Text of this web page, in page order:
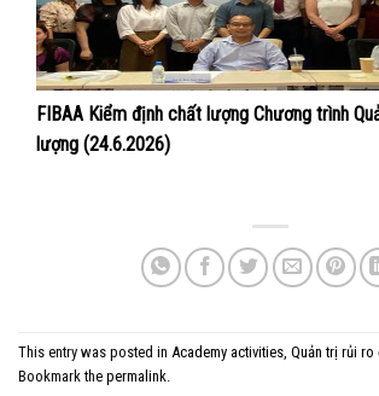
FIBAA Kiểm định chất lượng Chương trình
lượng (24.6.2026)
This entry was posted in Academy activities, Quản trị rủi ro
Bookmark the permalink.